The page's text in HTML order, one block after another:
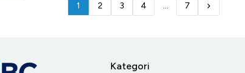
1 2 3 4 ... 7
Kategori